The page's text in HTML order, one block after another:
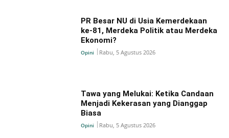
PR Besar NU di Usia Kemerdekaan
ke-81, Merdeka Politik atau Merdeka
Ekonomi?
Opini Rabu, 5 Agustus 2026
Tawa yang Melukai: Ketika Candaan
Menjadi Kekerasan yang Dianggap
Biasa
Opini Rabu, 5 Agustus 2026